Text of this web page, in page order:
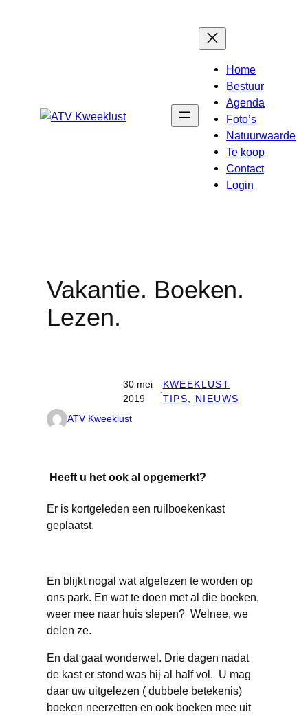
Home
Bestuur
Agenda
Foto’s
Natuurwaarde
Te koop
Contact
Login
Vakantie. Boeken.
Lezen.
30 mei
2019
·
KWEEKLUST
TIPS, NIEUWS
ATV Kweeklust
Heeft u het ook al opgemerkt?
Er is kortgeleden een ruilboekenkast
geplaatst.
En blijkt nogal wat afgelezen te worden op
ons park. En wat te doen met al die boeken,
weer mee naar huis slepen? Welnee, we
delen ze.
En dat gaat wonderwel. Drie dagen nadat
de kast er stond was hij al half vol. U mag
daar uw uitgelezen ( dubbele betekenis)
boeken neerzetten en ook boeken mee uit